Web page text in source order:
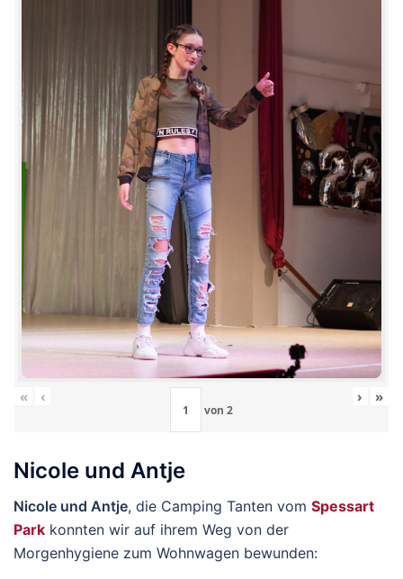
« ‹
von 2
› »
Nicole und Antje
Nicole und Antje, die Camping Tanten vom Spessart
Park konnten wir auf ihrem Weg von der
Morgenhygiene zum Wohnwagen bewunden: